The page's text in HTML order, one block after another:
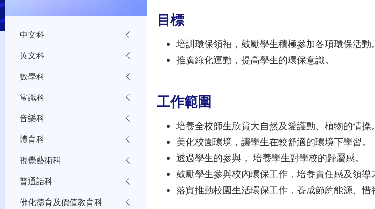
目標
培訓環保領袖，鼓勵學生積極參加各項環保活動。
推廣綠化運動，提高學生的環保意識。
工作範圍
培養全校師生欣賞大自然及愛護動、植物的情操。
美化校園環境，讓學生在較舒適的環境下學習。
透過學生的參與， 培養學生對學校的歸屬感。
鼓勵學生參與校內環保工作，培養責任感及領導
落實推動校園生活環保工作，養成節約能源、惜
中文科
英文科
數學科
常識科
音樂科
體育科
視覺藝術科
普通話科
佛化德育及價值教育科